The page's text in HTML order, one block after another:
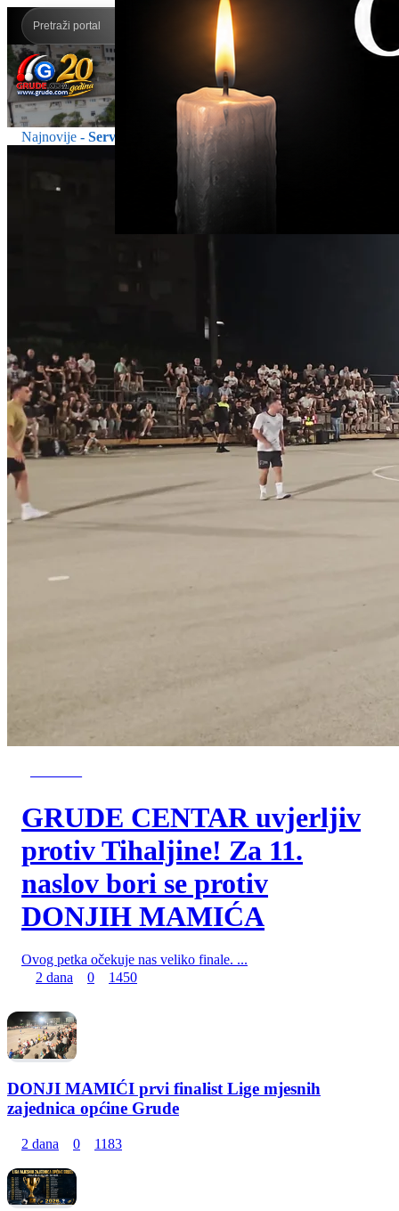
Najnovije - Servisinfo
GRUDE CENTAR uvjerljiv
protiv Tihaljine! Za 11.
naslov bori se protiv
DONJIH MAMIĆA
Ovog petka očekuje nas veliko finale. ...
2 dana
0 1450
DONJI MAMIĆI prvi finalist Lige mjesnih
zajednica općine Grude
2 dana 0 1183